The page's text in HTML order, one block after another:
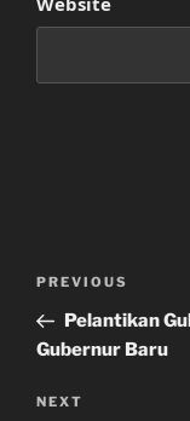
Previous
Post
PREVIOUS
Pelantikan
Gubernur Baru
Next
NEXT